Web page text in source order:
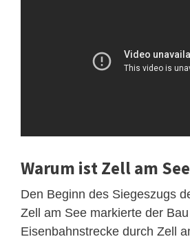
Warum ist Zell am
Den Beginn des Siegeszugs
Zell am See markierte der
Eisenbahnstrecke durch Zell